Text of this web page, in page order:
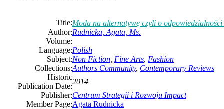
Title:Moda na alternatywę czyli o
Author:Rudnicka, Agata, Ms.
Volume:
Language:Polish
Subject:Non Fiction Fine Arts Fashion
Collections:Authors Community, Contemporary Reviews
Historic
Publication Date:
2014
Publisher:Centrum Strategii i Rozwoju Impact
Member Page:Agata Rudnicka